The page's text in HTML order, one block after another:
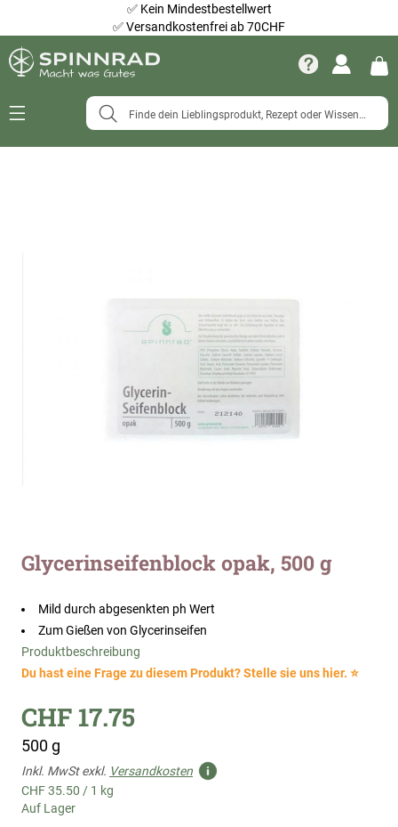
✅ Kein Mindestbestellwert
✅Versandkostenfrei ab 70CHF
Navigation
Zum
Anfang
Bildergalerie
springen
Glycerinseifenblock opak, 500 g
Mild durch abgesenkten ph Wert
Zum Gießen von Glycerinseifen
Produktbeschreibung
Du hast eine Frage zu diesem Produkt? Stelle sie uns hier. ⭐
CHF 17.75
500 g
Inkl. MwSt exkl. Versandkosten
CHF 35.50 / 1 kg
Auf Lager